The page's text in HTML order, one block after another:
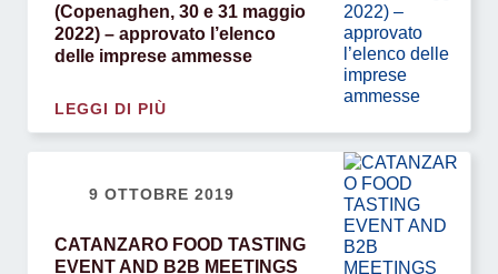
(Copenaghen, 30 e 31 maggio
2022) – approvato l’elenco
delle imprese ammesse
LEGGI DI PIÙ
9 OTTOBRE 2019
CATANZARO FOOD TASTING
EVENT AND B2B MEETINGS